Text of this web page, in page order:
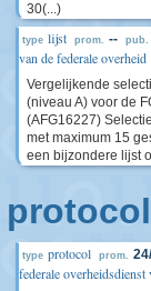
30(...)
type lijst prom. -- pub.
van de federale overheid
Vergelijkende
(niveau A) voor de
(AFG16227)
met maximum 15
een bijzondere lijst
protocol
type protocol prom.
federale